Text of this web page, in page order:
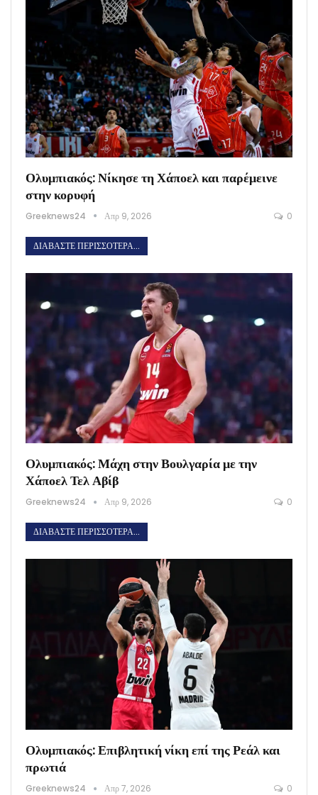
Ολυμπιακός: Νίκησε τη Χάποελ και παρέμεινε
στην κορυφή
Greeknews24 Απρ 9, 2026 0
ΔΙΑΒΆΣΤΕ ΠΕΡΙΣΣΌΤΕΡΑ...
Ολυμπιακός: Μάχη στην Βουλγαρία με την
Χάποελ Τελ Αβίβ
Greeknews24 Απρ 9, 2026 0
ΔΙΑΒΆΣΤΕ ΠΕΡΙΣΣΌΤΕΡΑ...
Ολυμπιακός: Επιβλητική νίκη επί της Ρεάλ και
πρωτιά
Greeknews24 Απρ 7, 2026 0